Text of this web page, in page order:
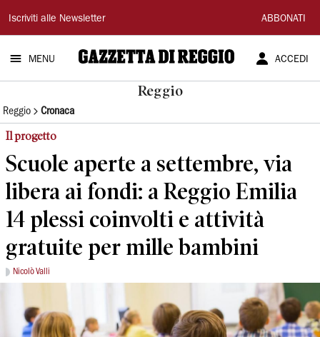
Gazzetta
di
Reggio
Iscriviti alle Newsletter ABBONATI
MENU ACCEDI
Reggio
Reggio Cronaca
Il progetto
Scuole aperte a settembre, via
libera ai fondi: a Reggio Emilia
14 plessi coinvolti e attività
gratuite per mille bambini
Nicolò Valli